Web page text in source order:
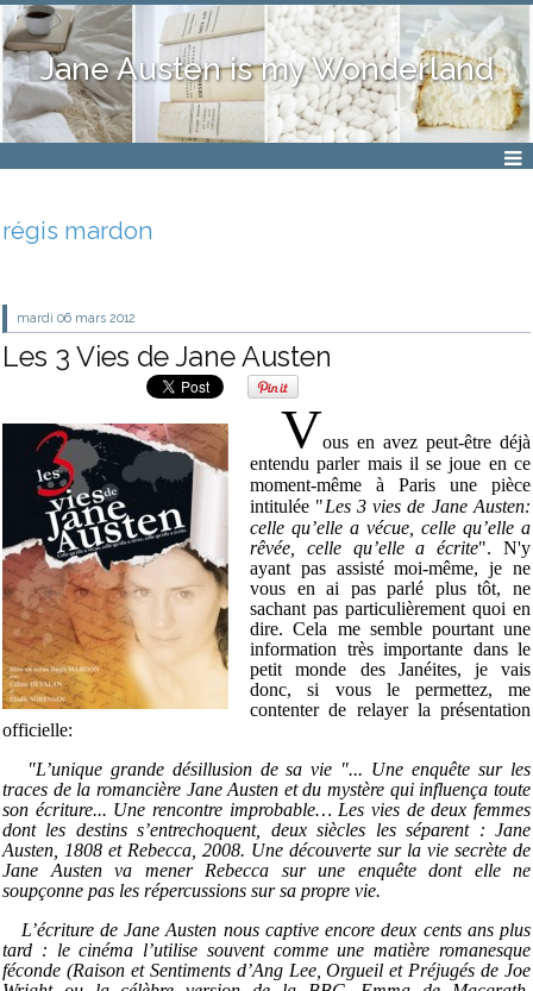
Jane Austen is my Wonderland
régis mardon
mardi 06 mars 2012
Les 3 Vies de Jane Austen
Vous en avez peut-être déjà
entendu parler mais il se joue en ce
moment-même à Paris une pièce
intitulée "Les 3 vies de Jane Austen:
celle qu’elle a vécue, celle qu’elle a
rêvée, celle qu’elle a écrite". N'y
ayant pas assisté moi-même, je ne
vous en ai pas parlé plus tôt, ne
sachant pas particulièrement quoi en
dire. Cela me semble pourtant une
information très importante dans le
petit monde des Janéites, je vais
donc, si vous le permettez, me
contenter de relayer la présentation
officielle:
"L’unique grande désillusion de sa vie "... Une enquête sur les
traces de la romancière Jane Austen et du mystère qui influença toute
son écriture... Une rencontre improbable… Les vies de deux femmes
dont les destins s’entrechoquent, deux siècles les séparent : Jane
Austen, 1808 et Rebecca, 2008. Une découverte sur la vie secrète de
Jane Austen va mener Rebecca sur une enquête dont elle ne
soupçonne pas les répercussions sur sa propre vie.
L’écriture de Jane Austen nous captive encore deux cents ans plus
tard : le cinéma l’utilise souvent comme une matière romanesque
féconde (Raison et Sentiments d’Ang Lee, Orgueil et Préjugés de Joe